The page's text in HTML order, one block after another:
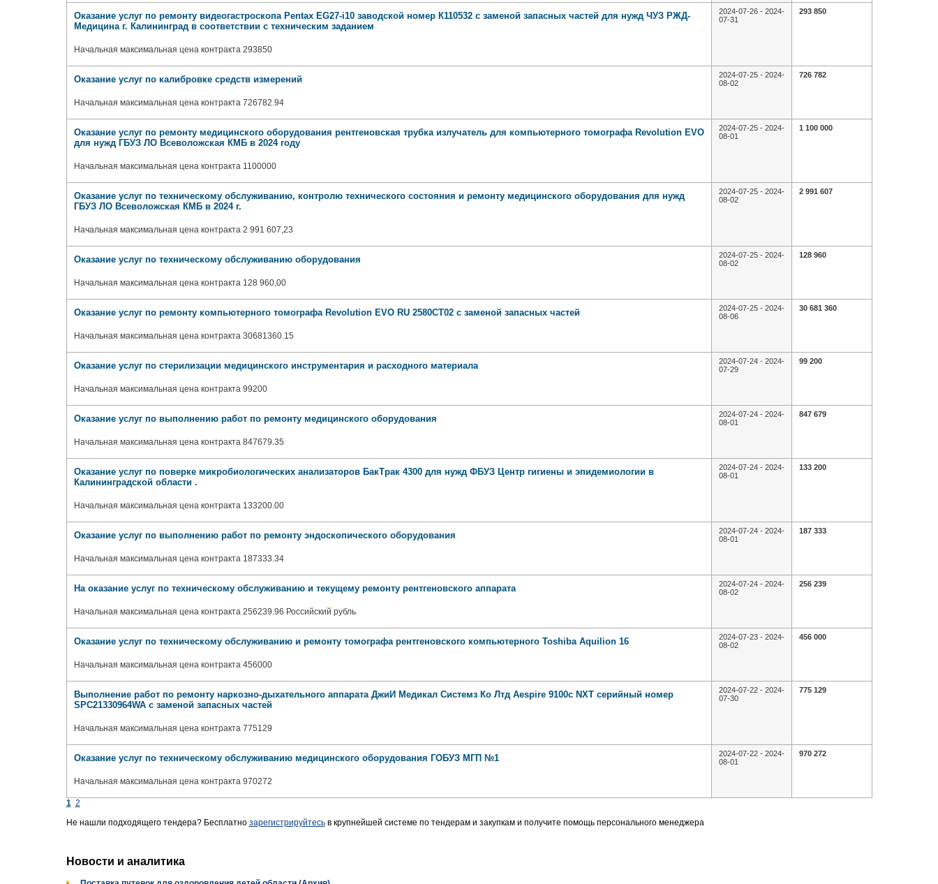
Оказание услуг по ремонту видеогастроскопа Pentax EG27-i10 заводской номер К110532 с заменой запасных частей для нужд ЧУЗ РЖД-
Медицина г. Калининград в соответствии с техническим заданием
Начальная максимальная цена контракта 293850
2024-07-26 - 2024-
07-31
293 850
Оказание услуг по калибровке средств измерений
Начальная максимальная цена контракта 726782.94
2024-07-25 - 2024-
08-02
726 782
Оказание услуг по ремонту медицинского оборудования рентгеновская трубка излучатель для компьютерного томографа Revolution EVO
для нужд ГБУЗ ЛО Всеволожская КМБ в 2024 году
Начальная максимальная цена контракта 1100000
2024-07-25 - 2024-
08-01
1 100 000
Оказание услуг по техническому обслуживанию, контролю технического состояния и ремонту медицинского оборудования для нужд
ГБУЗ ЛО Всеволожская КМБ в 2024 г.
Начальная максимальная цена контракта 2 991 607,23
2024-07-25 - 2024-
08-02
2 991 607
Оказание услуг по техническому обслуживанию оборудования
Начальная максимальная цена контракта 128 960,00
2024-07-25 - 2024-
08-02
128 960
Оказание услуг по ремонту компьютерного томографа Revolution EVO RU 2580CT02 с заменой запасных частей
Начальная максимальная цена контракта 30681360.15
2024-07-25 - 2024-
08-06
30 681 360
Оказание услуг по стерилизации медицинского инструментария и расходного материала
Начальная максимальная цена контракта 99200
2024-07-24 - 2024-
07-29
99 200
Оказание услуг по выполнению работ по ремонту медицинского оборудования
Начальная максимальная цена контракта 847679.35
2024-07-24 - 2024-
08-01
847 679
Оказание услуг по поверке микробиологических анализаторов БакТрак 4300 для нужд ФБУЗ Центр гигиены и эпидемиологии в
Калининградской области .
Начальная максимальная цена контракта 133200.00
2024-07-24 - 2024-
08-01
133 200
Оказание услуг по выполнению работ по ремонту эндоскопического оборудования
Начальная максимальная цена контракта 187333.34
2024-07-24 - 2024-
08-01
187 333
На оказание услуг по техническому обслуживанию и текущему ремонту рентгеновского аппарата
Начальная максимальная цена контракта 256239.96 Российский рубль
2024-07-24 - 2024-
08-02
256 239
Оказание услуг по техническому обслуживанию и ремонту томографа рентгеновского компьютерного Toshiba Aquilion 16
Начальная максимальная цена контракта 456000
2024-07-23 - 2024-
08-02
456 000
Выполнение работ по ремонту наркозно-дыхательного аппарата ДжиИ Медикал Системз Ко Лтд Aespire 9100c NXT серийный номер
SPC21330964WA с заменой запасных частей
Начальная максимальная цена контракта 775129
2024-07-22 - 2024-
07-30
775 129
Оказание услуг по техническому обслуживанию медицинского оборудования ГОБУЗ МГП №1
Начальная максимальная цена контракта 970272
2024-07-22 - 2024-
08-01
970 272
1 2
Не нашли подходящего тендера? Бесплатно зарегистрируйтесьв крупнейшей системе по тендерам и закупкам и получите помощь персонального менеджера
Новости и аналитика